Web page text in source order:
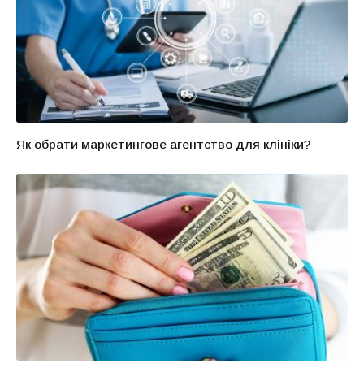
Як обрати маркетингове агентство для клініки?